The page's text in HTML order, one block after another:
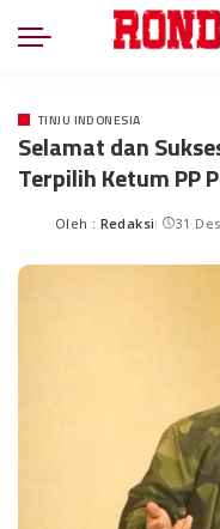
TINJU INDONESIA
Selamat dan
Terpilih Ketum PP
Oleh : Redaksi 31